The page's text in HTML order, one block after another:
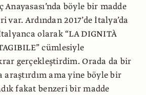
Anayasası’nda böyle bir madde
var. Ardından 2017’de İtalya’da
olarak “LA DIGNITÀ
cümlesiyle
gerçekleştirdim. Orada da bir
araştırdım ama yine böyle bir
fakat benzeri bir madde